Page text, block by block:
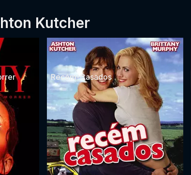
Kutcher
Recém-Casados